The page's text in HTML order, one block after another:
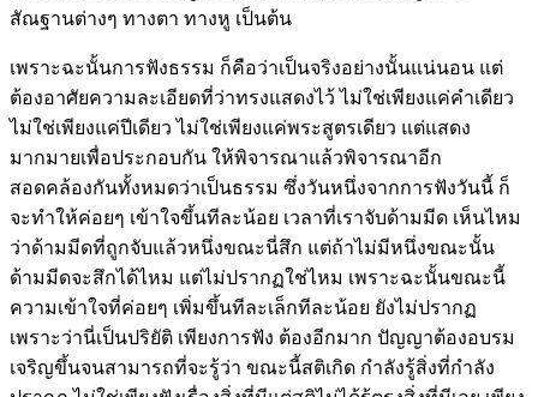
สัณฐานต่างๆ ทางตา ทางหู เป็นต้น
เพราะฉะนั้นการฟังธรรม ก็คือว่าเป็นจริงอย่างนั้นแน่นอน แต่
ต้องอาศัยความละเอียดที่ว่าทรงแสดงไว้ ไม่ใช่เพียงแค่คำเดียว
ไม่ใช่เพียงแค่ปีเดียว ไม่ใช่เพียงแค่พระสูตรเดียว แต่แสดง
มากมายเพื่อประกอบกัน ให้พิจารณาแล้วพิจารณาอีก
สอดคล้องกันทั้งหมดว่าเป็นธรรม ซึ่งวันหนึ่งจากการฟังวันนี้ ก็
จะทำให้ค่อยๆ เข้าใจขึ้นทีละน้อย เวลาที่เราจับด้ามมีด เห็นไหม
ว่าด้ามมีดที่ถูกจับแล้วหนึ่งขณะนี่สึก แต่ถ้าไม่มีหนึ่งขณะนั้น
ด้ามมีดจะสึกได้ไหม แต่ไม่ปรากฏใช่ไหม เพราะฉะนั้นขณะนี้
ความเข้าใจที่ค่อยๆ เพิ่มขึ้นทีละเล็กทีละน้อย ยังไม่ปรากฏ
เพราะว่านี่เป็นปริยัติ เพียงการฟัง ต้องอีกมาก ปัญญาต้องอบรม
เจริญขึ้นจนสามารถที่จะรู้ว่า ขณะนี้สติเกิด กำลังรู้สิ่งที่กำลัง